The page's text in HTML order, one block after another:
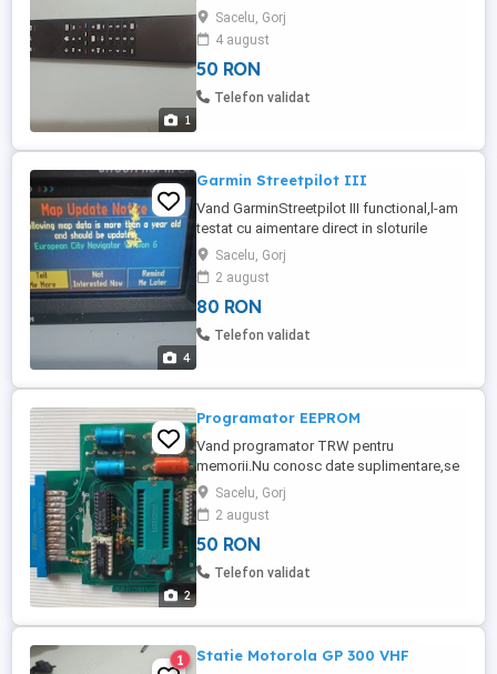
1
alte modele.
Sacelu, Gorj
4 august
50 RON
Telefon validat
4
Garmin Streetpilot III
Vand GarminStreetpilot III functional,l-am
testat cu aimentare direct in sloturile
de.baterii sau acumulatori,fara ei nu
functioneaza.alimentatorul de bricheta
auto. Pentu colectionari..,are o pata
colorata pe display.
Sacelu, Gorj
2 august
80 RON
Telefon validat
2
Programator EEPROM
Vand programator TRW pentru
memorii.Nu conosc date suplimentare,se
poate cauta codul piesei pe internet. TRW
CARDCON 8509 251-12-50-170 50-24 SN-9
Sacelu, Gorj
2 august
50 RON
Telefon validat
1 Statie Motorola GP 300 VHF